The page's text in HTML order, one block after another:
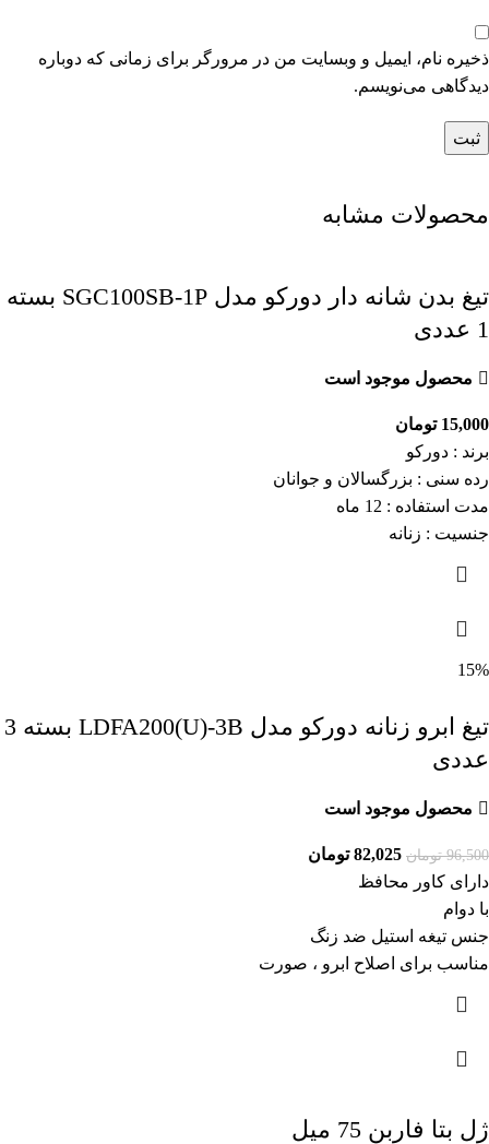
ذخیره نام، ایمیل و وبسایت من در مرورگر برای زمانی که دوباره
دیدگاهی می‌نویسم.
محصولات مشابه
تیغ بدن شانه دار دورکو مدل SGC100SB-1P بسته
1 عددی
محصول موجود است
15,000 تومان
برند : دورکو
رده سنی : بزرگسالان و جوانان
مدت استفاده : 12 ماه
جنسیت : زنانه
15%
تیغ ابرو زنانه دورکو مدل LDFA200(U)-3B بسته 3
عددی
محصول موجود است
96,500 تومان 82,025 تومان
دارای کاور محافظ
با دوام
جنس تیغه استیل ضد زنگ
مناسب برای اصلاح ابرو ، صورت
ژل بتا فاربن 75 میل